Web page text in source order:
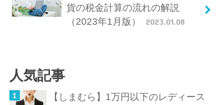
貨の税金計算の流れの解説
（2023年1月版）
2023.01.08
人気記事
【しまむら】1万円以下のレディース